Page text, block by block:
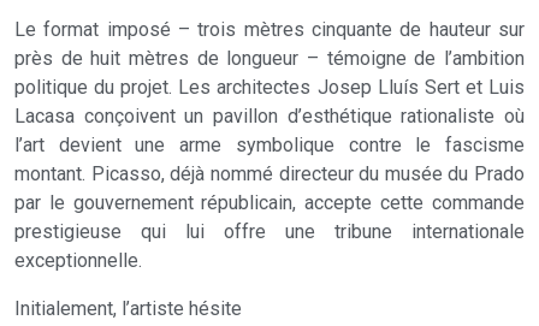
Le format imposé – trois mètres cinquante de hauteur sur
près de huit mètres de longueur – témoigne de l’ambition
politique du projet. Les architectes Josep Lluís Sert et Luis
Lacasa conçoivent un pavillon d’esthétique rationaliste où
l’art devient une arme symbolique contre le fascisme
montant. Picasso, déjà nommé directeur du musée du Prado
par le gouvernement républicain, accepte cette commande
prestigieuse qui lui offre une tribune internationale
exceptionnelle.
Initialement, l’artiste hésite